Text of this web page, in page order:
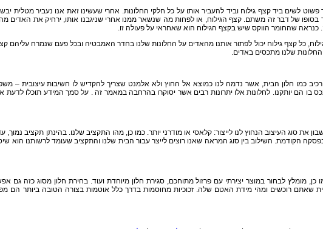
לשים ביד קצף גילוח וביד להעביר אותו על כל חלקי החלונות. אחרי שעשינו זאת אנו נעביר מטלית
של דבר זה משתם. קצף הגילוח, או לפחות מה שנשאר ממנו אחרי שניגבנו אותו, ירחיק את האדים
שהחומר הווקס שיש בקצף הגילוח הוא שאחראי על פעולה זו.
כל קצף גילוח יכול לפתור אותנו מהאדים על החלונות שלנו בחדר האמבטיה ובכל פעם שנמרח עליהם
שלנו מתכסים באדים.
כמו חלון הבית, אשר נדמה לנו כמוצא אל החוץ ולא אלמנט שצריך להקדיש לו חשיבות עיצובית –
בו הם יותקנו. לחלונות אלו יתרונות רבים אשר יסוקרו בהרחבה במאמר זה . על סמך המידע תוכלו לדעת
סוג העיצוב הנחוץ לנו לייצור: קלאסי או מודרני יותר. כמו כן, מהו התקציב שלנו. בהינתן תקציב נמוך,
הקודמת. השילוב בין סוג המראה שאנו רוצים לייצר עבור הבית שלנו והתקציב שעומד לרשותנו הוא
מומלץ לבחור במוצר יצירתי עם פרזול מתוחכם, סגירת חלון מיוחדת ועוד. בחירת חלון מסוג כזה
שאתם רוכשים ומהי מידת האטם שלה. זכוכיות מחוסמות בדרך כלל אוטמות בצורה הטובה ביותר הם